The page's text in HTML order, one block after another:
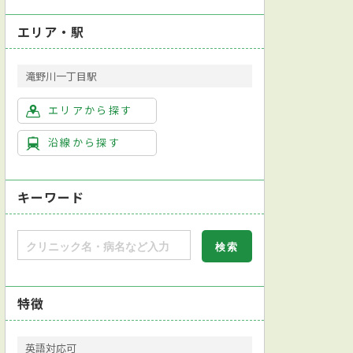
エリア・駅
滝野川一丁目駅
エリアから探す
沿線から探す
キーワード
特徴
英語対応可